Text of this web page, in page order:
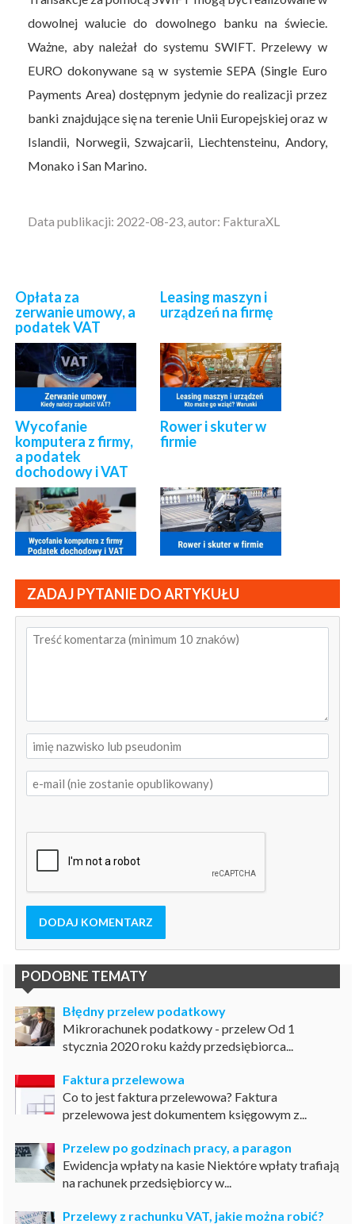
dowolnej walucie do dowolnego banku na świecie.
Ważne, aby należał do systemu SWIFT. Przelewy w
EURO dokonywane są w systemie SEPA (Single Euro
Payments Area) dostępnym jedynie do realizacji przez
banki znajdujące się na terenie Unii Europejskiej oraz w
Islandii, Norwegii, Szwajcarii, Liechtensteinu, Andory,
Monako i San Marino.
Data publikacji: 2022-08-23, autor: FakturaXL
Opłata za
zerwanie umowy, a
podatek VAT
Leasing maszyn i
urządzeń na firmę
Wycofanie
komputera z firmy,
a podatek
dochodowy i VAT
Rower i skuter w
firmie
ZADAJ PYTANIE DO ARTYKUŁU
DODAJ KOMENTARZ
PODOBNE TEMATY
Błędny przelew podatkowy
Mikrorachunek podatkowy - przelew Od 1
stycznia 2020 roku każdy przedsiębiorca...
Faktura przelewowa
Co to jest faktura przelewowa? Faktura
przelewowa jest dokumentem księgowym z...
Przelew po godzinach pracy, a paragon
Ewidencja wpłaty na kasie Niektóre wpłaty trafiają
na rachunek przedsiębiorcy w...
Przelewy z rachunku VAT, jakie można robić?